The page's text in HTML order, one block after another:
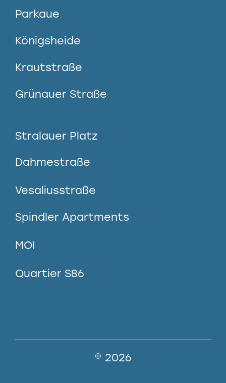
Parkaue
Königsheide
Krautstraße
Grünauer Straße
Stralauer Platz
Dahmestraße
Vesaliusstraße
Spindler Apartments
MOI
Quartier S86
© 2026